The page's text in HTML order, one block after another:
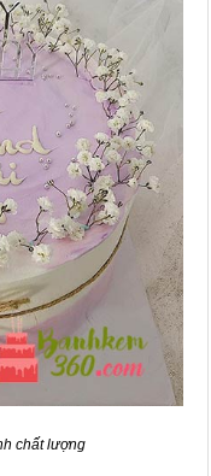
chất lượng